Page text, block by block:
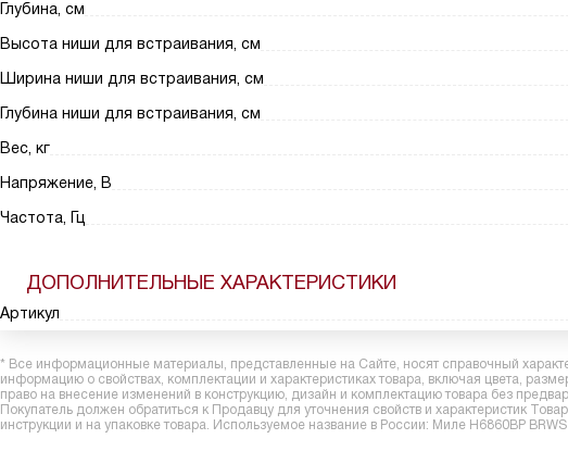
Глубина, см
Высота ниши для встраивания, см
Ширина ниши для встраивания, см
Глубина ниши для встраивания, см
Вес, кг
Напряжение, В
Частота, Гц
ДОПОЛНИТЕЛЬНЫЕ ХАРАКТЕРИСТИКИ
Артикул
* Все информационные материалы, представленные на Сайте, носят справочный
информацию о свойствах, комплектации и характеристиках товара, включая цвета,
право на внесение изменений в конструкцию, дизайн и комплектацию товара без
Покупатель должен обратиться к Продавцу для уточнения свойств и характеристик
инструкции и на упаковке товара. Используемое название в России: Миле H6860BP